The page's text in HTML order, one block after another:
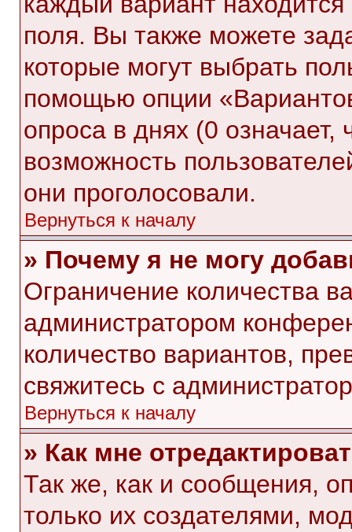
поля. Вы также можете
которые могут выбрать
помощью опции
опроса в днях (0
возможность
они проголосовали.
Вернуться к началу
» Почему я не могу
Ограничение количества
администратором
количество вариантов,
свяжитесь с
Вернуться к началу
» Как мне
Так же, как и сообщения,
только их создателями,